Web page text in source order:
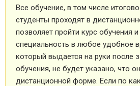
Все обучение, в том числе
студенты проходят в
позволяет пройти курс обучения
специальность в любое удобное
который выдается на руки после
обучения, не будет указано, что
дистанционной форме. Если по